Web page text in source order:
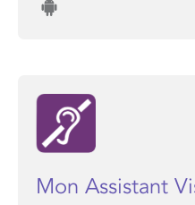
Mon Assistant